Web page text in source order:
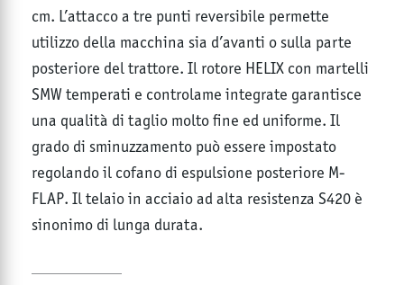
cm. L’attacco a tre punti reversibile permette
utilizzo della macchina sia d’avanti o sulla parte
posteriore del trattore. Il rotore HELIX con martelli
SMW temperati e controlame integrate garantisce
una qualità di taglio molto fine ed uniforme. Il
grado di sminuzzamento può essere impostato
regolando il cofano di espulsione posteriore M-
FLAP. Il telaio in acciaio ad alta resistenza S420 è
sinonimo di lunga durata.